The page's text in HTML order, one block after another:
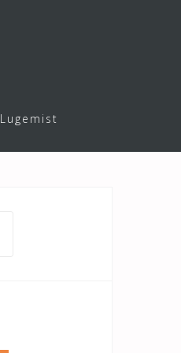
Lugemist